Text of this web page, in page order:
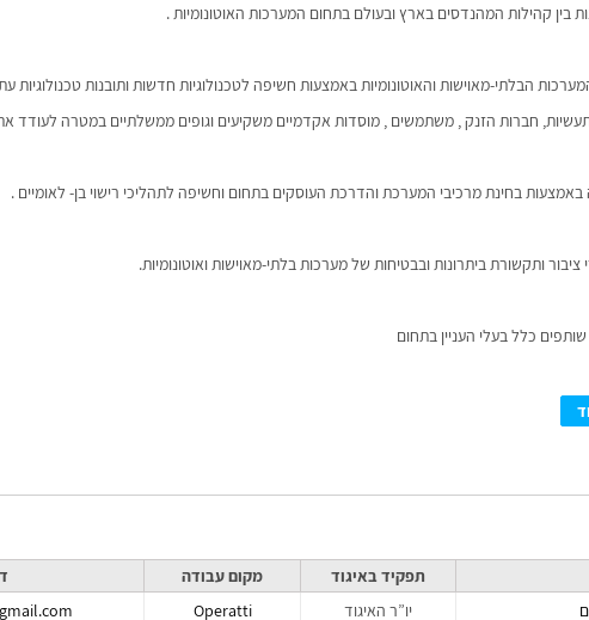
בין קהילות המהנדסים בארץ ובעולם בתחום המערכות האוטונומיות .
הבלתי-מאוישות והאוטונומיות באמצעות חשיפה לטכנולוגיות חדשות ותובנות טכנולוגיות
תעשיות, חברות הזנק , משתמשים , מוסדות אקדמיים משקיעים וגופים ממשלתיים במטרה לעודד
באמצעות בחינת מרכיבי המערכת והדרכת העוסקים בתחום וחשיפה לתהליכי רישוי בן- לאומיים .
ותקשורת ביתרונות ובבטיחות של מערכות בלתי-מאוישות ואוטונומיות.
כלל בעלי העניין בתחום
תפקיד באיגוד מקום עבודה
יו”ר האיגוד Operatti